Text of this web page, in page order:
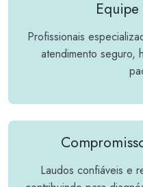
Profissionais
atendimento seguro,
Laudos confiáveis e